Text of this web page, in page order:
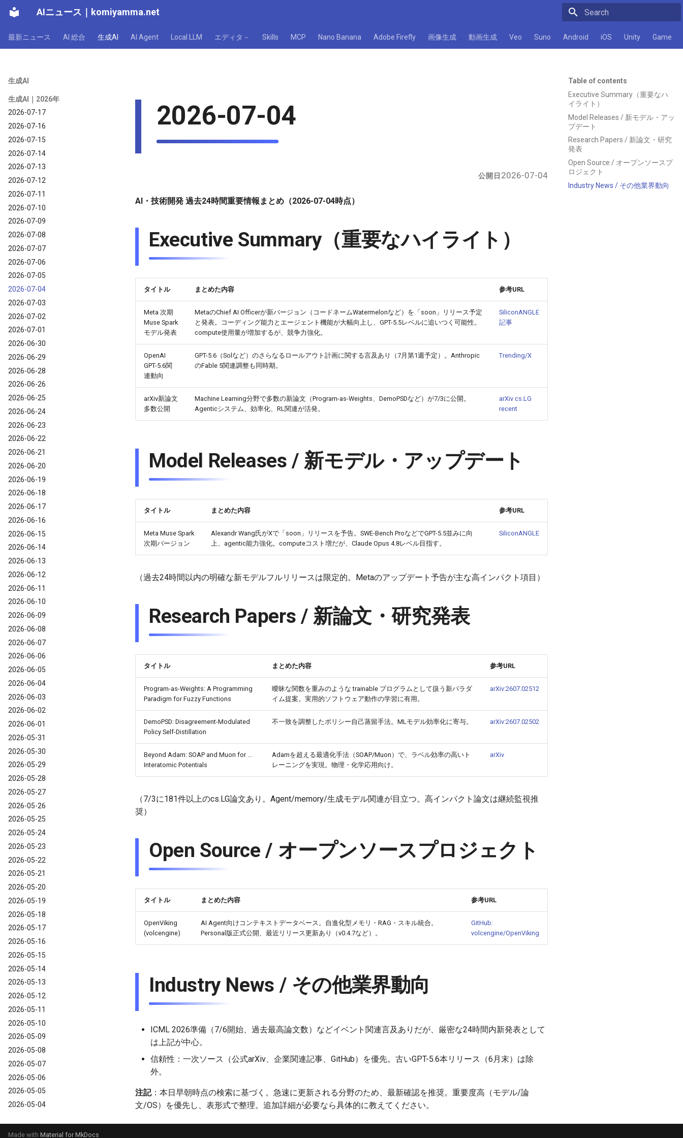
AIニュース komiyamma.net
最新ニュース AI 総合 生成AI AI Agent Local LLM エディタ－ Skills MCP Nano Banana Adobe Firefly 画像生成 動画生成 Veo Suno Android iOS Unity Game
生成AI
生成AI｜2026年
2026-07-17
2026-07-16
2026-07-15
2026-07-14
2026-07-13
2026-07-12
2026-07-11
2026-07-10
2026-07-09
2026-07-08
2026-07-07
2026-07-06
2026-07-05
2026-07-04
2026-07-03
2026-07-02
2026-07-01
2026-06-30
2026-06-29
2026-06-28
2026-06-26
2026-06-25
2026-06-24
2026-06-23
2026-06-22
2026-06-21
2026-06-20
2026-06-19
2026-06-18
2026-06-17
2026-06-16
2026-06-15
2026-06-14
2026-06-13
2026-06-12
2026-06-11
2026-06-10
2026-06-09
2026-06-08
2026-06-07
2026-06-06
2026-06-05
2026-06-04
2026-06-03
2026-06-02
2026-06-01
2026-05-31
2026-05-30
2026-05-29
2026-05-28
2026-05-27
2026-05-26
2026-05-25
2026-05-24
2026-05-23
2026-05-22
2026-05-21
2026-05-20
2026-05-19
2026-05-18
2026-05-17
2026-05-16
2026-05-15
2026-05-14
2026-05-13
2026-05-12
2026-05-11
2026-05-10
2026-05-09
2026-05-08
2026-05-07
2026-05-06
2026-05-05
2026-05-04
2026-05-02
Table of contents
Executive Summary（重要なハ
イライト）
Model Releases / 新モデル・アッ
プデート
Research Papers / 新論文・研究
発表
Open Source / オープンソースプ
ロジェクト
Industry News / その他業界動向
2026-07-04
公開日 2026-07-04
AI・技術開発 過去24時間重要情報まとめ（2026-07-04時点）
Executive Summary（重要なハイライト）
タイトル まとめた内容 参考URL
Meta 次期
Muse Spark
モデル発表
MetaのChief AI Officerが新バージョン（コードネームWatermelonなど）を「soon」リリース予定
と発表。コーディング能力とエージェント機能が大幅向上し、GPT-5.5レベルに追いつく可能性。
compute使用量が増加するが、競争力強化。
SiliconANGLE
記事
OpenAI
GPT-5.6関
連動向
GPT-5.6（Solなど）のさらなるロールアウト計画に関する言及あり（7月第1週予定）。Anthropic
のFable 5関連調整も同時期。
Trending/X
arXiv新論文
多数公開
Machine Learning分野で多数の新論文（Program-as-Weights、DemoPSDなど）が7/3に公開。
Agenticシステム、効率化、RL関連が活発。
arXiv cs.LG
recent
Model Releases / 新モデル・アップデート
タイトル まとめた内容 参考URL
Meta Muse Spark
次期バージョン
Alexandr Wang氏がXで「soon」リリースを予告。SWE-Bench ProなどでGPT-5.5並みに向
上、agentic能力強化。computeコスト増だが、Claude Opus 4.8レベル目指す。
SiliconANGLE
（過去24時間以内の明確な新モデルフルリリースは限定的。Metaのアップデート予告が主な高インパクト項目）
Research Papers / 新論文・研究発表
タイトル まとめた内容 参考URL
Program-as-Weights: A Programming
Paradigm for Fuzzy Functions
曖昧な関数を重みのような trainable プログラムとして扱う新パラダ
イム提案。実用的ソフトウェア動作の学習に有用。
arXiv:2607.02512
DemoPSD: Disagreement-Modulated
Policy Self-Distillation
不一致を調整したポリシー自己蒸留手法。MLモデル効率化に寄与。 arXiv:2607.02502
Beyond Adam: SOAP and Muon for ...
Interatomic Potentials
Adamを超える最適化手法（SOAP/Muon）で、ラベル効率の高いト
レーニングを実現。物理・化学応用向け。
arXiv
（7/3に181件以上のcs.LG論文あり。Agent/memory/生成モデル関連が目立つ。高インパクト論文は継続監視推
奨）
Open Source / オープンソースプロジェクト
タイトル まとめた内容 参考URL
OpenViking
(volcengine)
AI Agent向けコンテキストデータベース。自進化型メモリ・RAG・スキル統合。
Personal版正式公開、最近リリース更新あり（v0.4.7など）。
GitHub:
volcengine/OpenViking
Industry News / その他業界動向
ICML 2026準備（7/6開始、過去最高論文数）などイベント関連言及ありだが、厳密な24時間内新発表として
は上記が中心。
信頼性：一次ソース（公式arXiv、企業関連記事、GitHub）を優先。古いGPT-5.6本リリース（6月末）は除
外。
注記：本日早朝時点の検索に基づく。急速に更新される分野のため、最新確認を推奨。重要度高（モデル/論
文/OS）を優先し、表形式で整理。追加詳細が必要なら具体的に教えてください。
Made with Material for MkDocs